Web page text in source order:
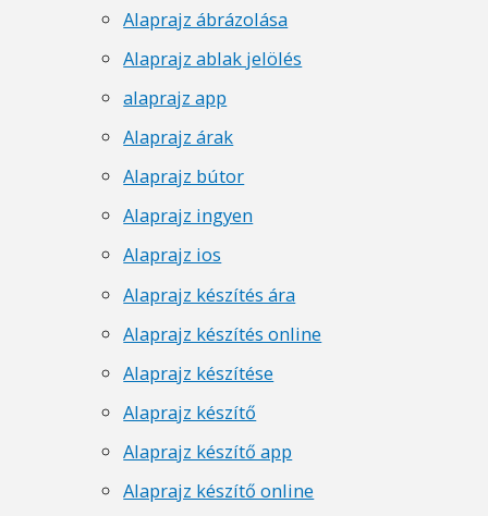
Alaprajz ábrázolása
Alaprajz ablak jelölés
alaprajz app
Alaprajz árak
Alaprajz bútor
Alaprajz ingyen
Alaprajz ios
Alaprajz készítés ára
Alaprajz készítés online
Alaprajz készítése
Alaprajz készítő
Alaprajz készítő app
Alaprajz készítő online